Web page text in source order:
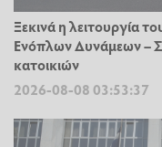
Ξεκινά η λειτουργία
Ενόπλων Δυνάμεων –
κατοικιών
2026-08-08 03:53:37